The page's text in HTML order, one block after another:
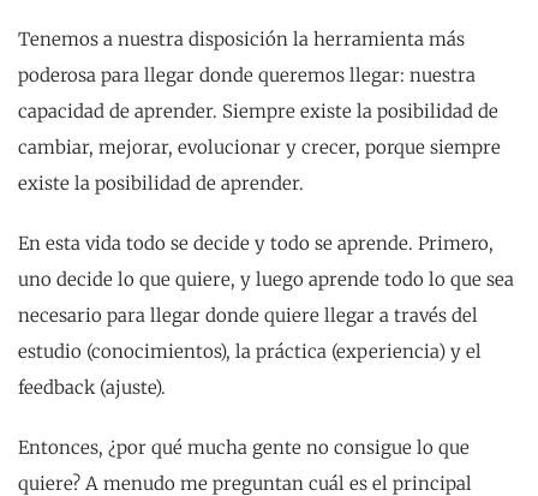
Tenemos a nuestra disposición la herramienta más
poderosa para llegar donde queremos llegar: nuestra
capacidad de aprender. Siempre existe la posibilidad de
cambiar, mejorar, evolucionar y crecer, porque siempre
existe la posibilidad de aprender.
En esta vida todo se decide y todo se aprende. Primero,
uno decide lo que quiere, y luego aprende todo lo que sea
necesario para llegar donde quiere llegar a través del
estudio (conocimientos), la práctica (experiencia) y el
feedback (ajuste).
Entonces, ¿por qué mucha gente no consigue lo que
quiere? A menudo me preguntan cuál es el principal